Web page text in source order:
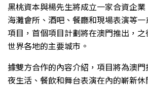
黑桃資本與楊先生將成立一家合資企業
海灘會所、酒吧、餐廳和現場表演等
項目，首個項目計劃將在澳門推出，
世界各地的主要城市。
據雙方合作的內容介紹，項目將為澳門
夜生活、餐飲和舞台表演在內的嶄新休